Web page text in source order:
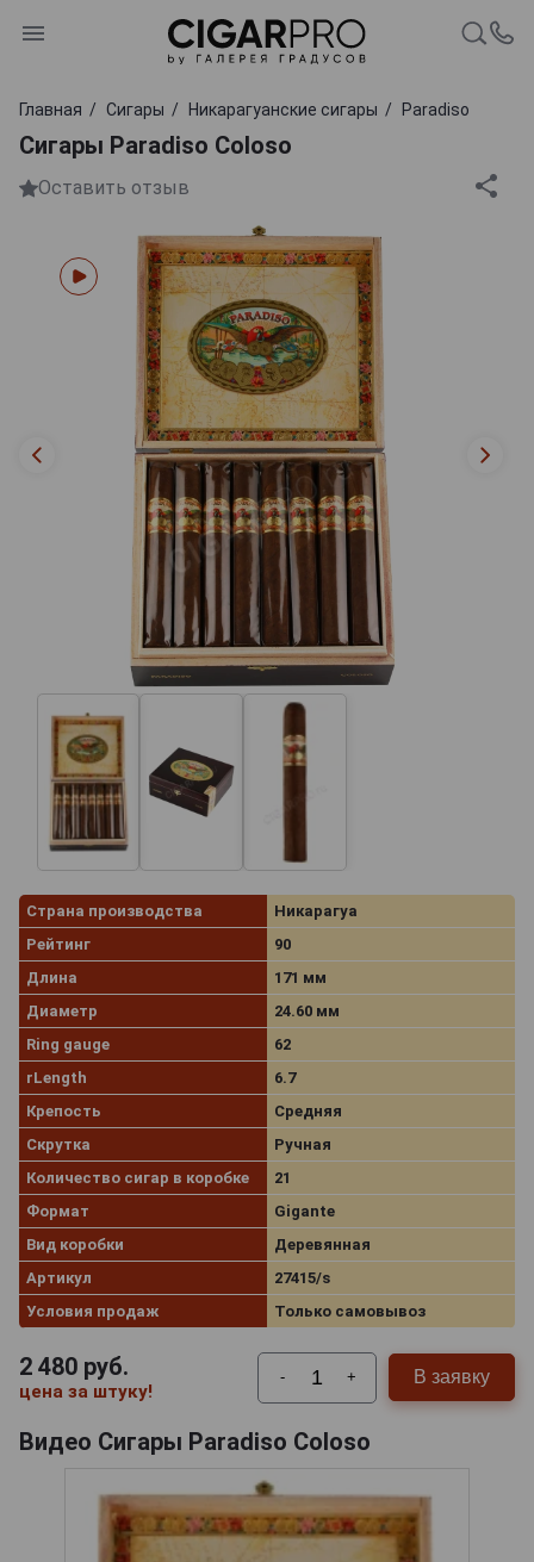
Главная Сигары Никарагуанские сигары Paradiso
Сигары Paradiso Coloso
Оставить отзыв
Страна производства
Никарагуа
Рейтинг
90
Длина
171 мм
Диаметр
24.60 мм
Ring gauge
62
rLength
6.7
Крепость
Средняя
Скрутка
Ручная
Количество сигар в коробке
21
Формат
Gigante
Вид коробки
Деревянная
Артикул
27415/s
Условия продаж
Только самовывоз
2 480 руб.
цена за штуку!
- + В заявку
Видео Сигары Paradiso Coloso